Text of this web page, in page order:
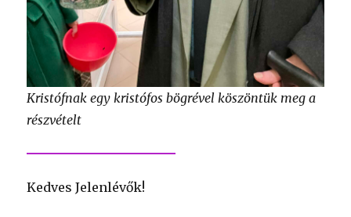
Kristófnak egy kristófos bögrével köszöntük meg a
részvételt
Kedves Jelenlévők!